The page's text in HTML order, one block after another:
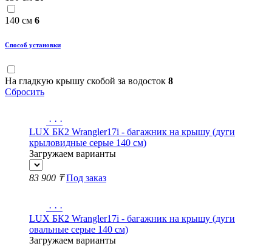
140 см 6
Способ установки
На гладкую крышу скобой за водосток 8
Сбросить
· · ·
LUX БК2 Wrangler17i - багажник на крышу (дуги
крыловидные серые 140 см)
Загружаем варианты
83 900 ₸ Под заказ
· · ·
LUX БК2 Wrangler17i - багажник на крышу (дуги
овальные серые 140 см)
Загружаем варианты